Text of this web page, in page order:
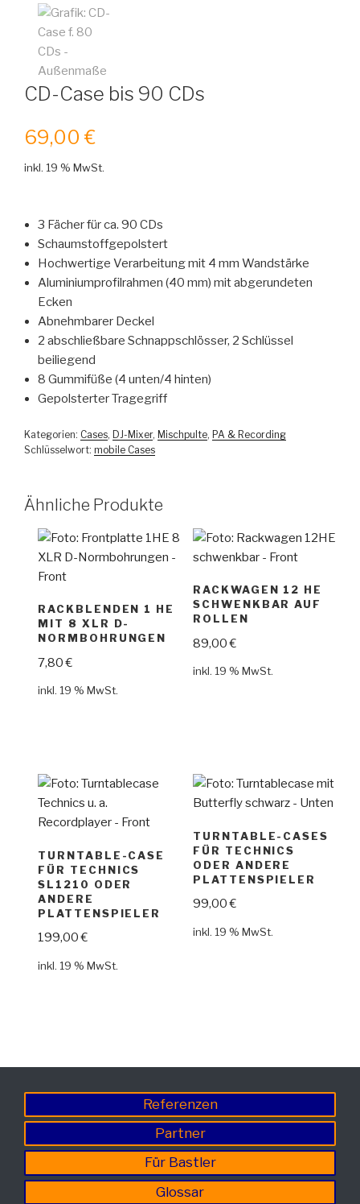
CD-Case bis 90 CDs
69,00 €
inkl. 19 % MwSt.
3 Fächer für ca. 90 CDs
Schaumstoffgepolstert
Hochwertige Verarbeitung mit 4 mm Wandstärke
Aluminiumprofilrahmen (40 mm) mit abgerundeten
Ecken
Abnehmbarer Deckel
2 abschließbare Schnappschlösser, 2 Schlüssel
beiliegend
8 Gummifüße (4 unten/4 hinten)
Gepolsterter Tragegriff
Kategorien: Cases, DJ-Mixer, Mischpulte, PA & Recording
Schlüsselwort: mobile Cases
Ähnliche Produkte
RACKBLENDEN 1 HE
MIT 8 XLR D-
NORMBOHRUNGEN
7,80€
inkl. 19 % MwSt.
RACKWAGEN 12 HE
SCHWENKBAR AUF
ROLLEN
89,00€
inkl. 19 % MwSt.
TURNTABLE-CASE
FÜR TECHNICS
SL1210 ODER
ANDERE
PLATTENSPIELER
199,00€
inkl. 19 % MwSt.
TURNTABLE-CASES
FÜR TECHNICS
ODER ANDERE
PLATTENSPIELER
99,00€
inkl. 19 % MwSt.
Referenzen
Partner
Für Bastler
Glossar